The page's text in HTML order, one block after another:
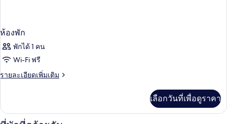
ห้องพัก
พักได้ 1 คน
Wi-Fi ฟรี
รายละเอียดเพิ่มเติม
ราย
เกี่ยว
กับ
เลือกวันที่เพื่อดูราคา